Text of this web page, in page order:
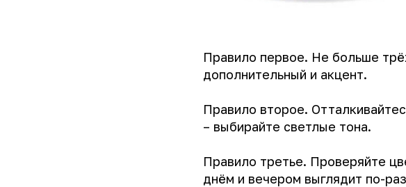
Правило первое. Не больше
дополнительный и акцент.
Правило второе.
– выбирайте светлые тона.
Правило третье. Проверяйте
днём и вечером выглядит по-